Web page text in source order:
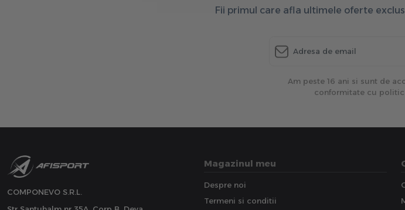
Fii primul care afla ultimele oferte
Am peste 16 ani si sunt de
conformitate cu
COMPONEVO S.R.L.
Magazinul meu
Despre noi
Termeni si conditii